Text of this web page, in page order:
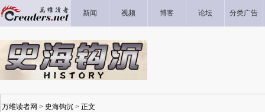
新闻 视频 博客 论坛 分类广告
万维读者网 > 史海钩沉 > 正文